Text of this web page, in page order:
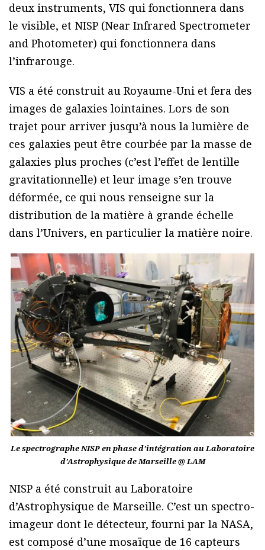
deux instruments, VIS qui fonctionnera dans
le visible, et NISP (Near Infrared Spectrometer
and Photometer) qui fonctionnera dans
l’infrarouge.
VIS a été construit au Royaume-Uni et fera des
images de galaxies lointaines. Lors de son
trajet pour arriver jusqu’à nous la lumière de
ces galaxies peut être courbée par la masse de
galaxies plus proches (c’est l’effet de lentille
gravitationnelle) et leur image s’en trouve
déformée, ce qui nous renseigne sur la
distribution de la matière à grande échelle
dans l’Univers, en particulier la matière noire.
Le spectrographe NISP en phase d’intégration au Laboratoire
d’Astrophysique de Marseille @ LAM
NISP a été construit au Laboratoire
d’Astrophysique de Marseille. C’est un spectro-
imageur dont le détecteur, fourni par la NASA,
est composé d’une mosaïque de 16 capteurs